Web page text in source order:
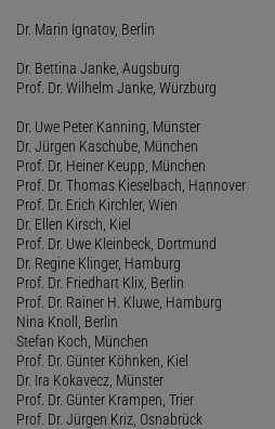
Dr. Marin Ignatov, Berlin
Dr. Bettina Janke, Augsburg
Prof. Dr. Wilhelm Janke, Würzburg
Dr. Uwe Peter Kanning, Münster
Dr. Jürgen Kaschube, München
Prof. Dr. Heiner Keupp, München
Prof. Dr. Thomas Kieselbach, Hannover
Prof. Dr. Erich Kirchler, Wien
Dr. Ellen Kirsch, Kiel
Prof. Dr. Uwe Kleinbeck, Dortmund
Dr. Regine Klinger, Hamburg
Prof. Dr. Friedhart Klix, Berlin
Prof. Dr. Rainer H. Kluwe, Hamburg
Nina Knoll, Berlin
Stefan Koch, München
Prof. Dr. Günter Köhnken, Kiel
Dr. Ira Kokavecz, Münster
Prof. Dr. Günter Krampen, Trier
Prof. Dr. Jürgen Kriz, Osnabrück